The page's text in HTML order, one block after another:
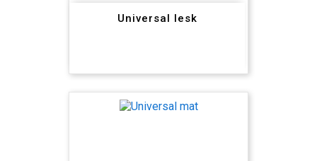
Universal lesk